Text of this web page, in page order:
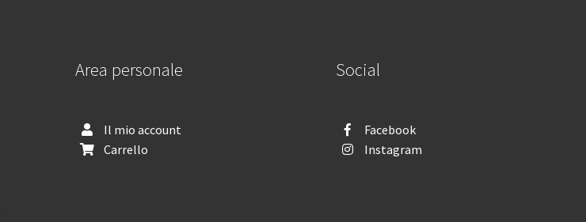
Area personale
Il mio account
Carrello
Social
Facebook
Instagram